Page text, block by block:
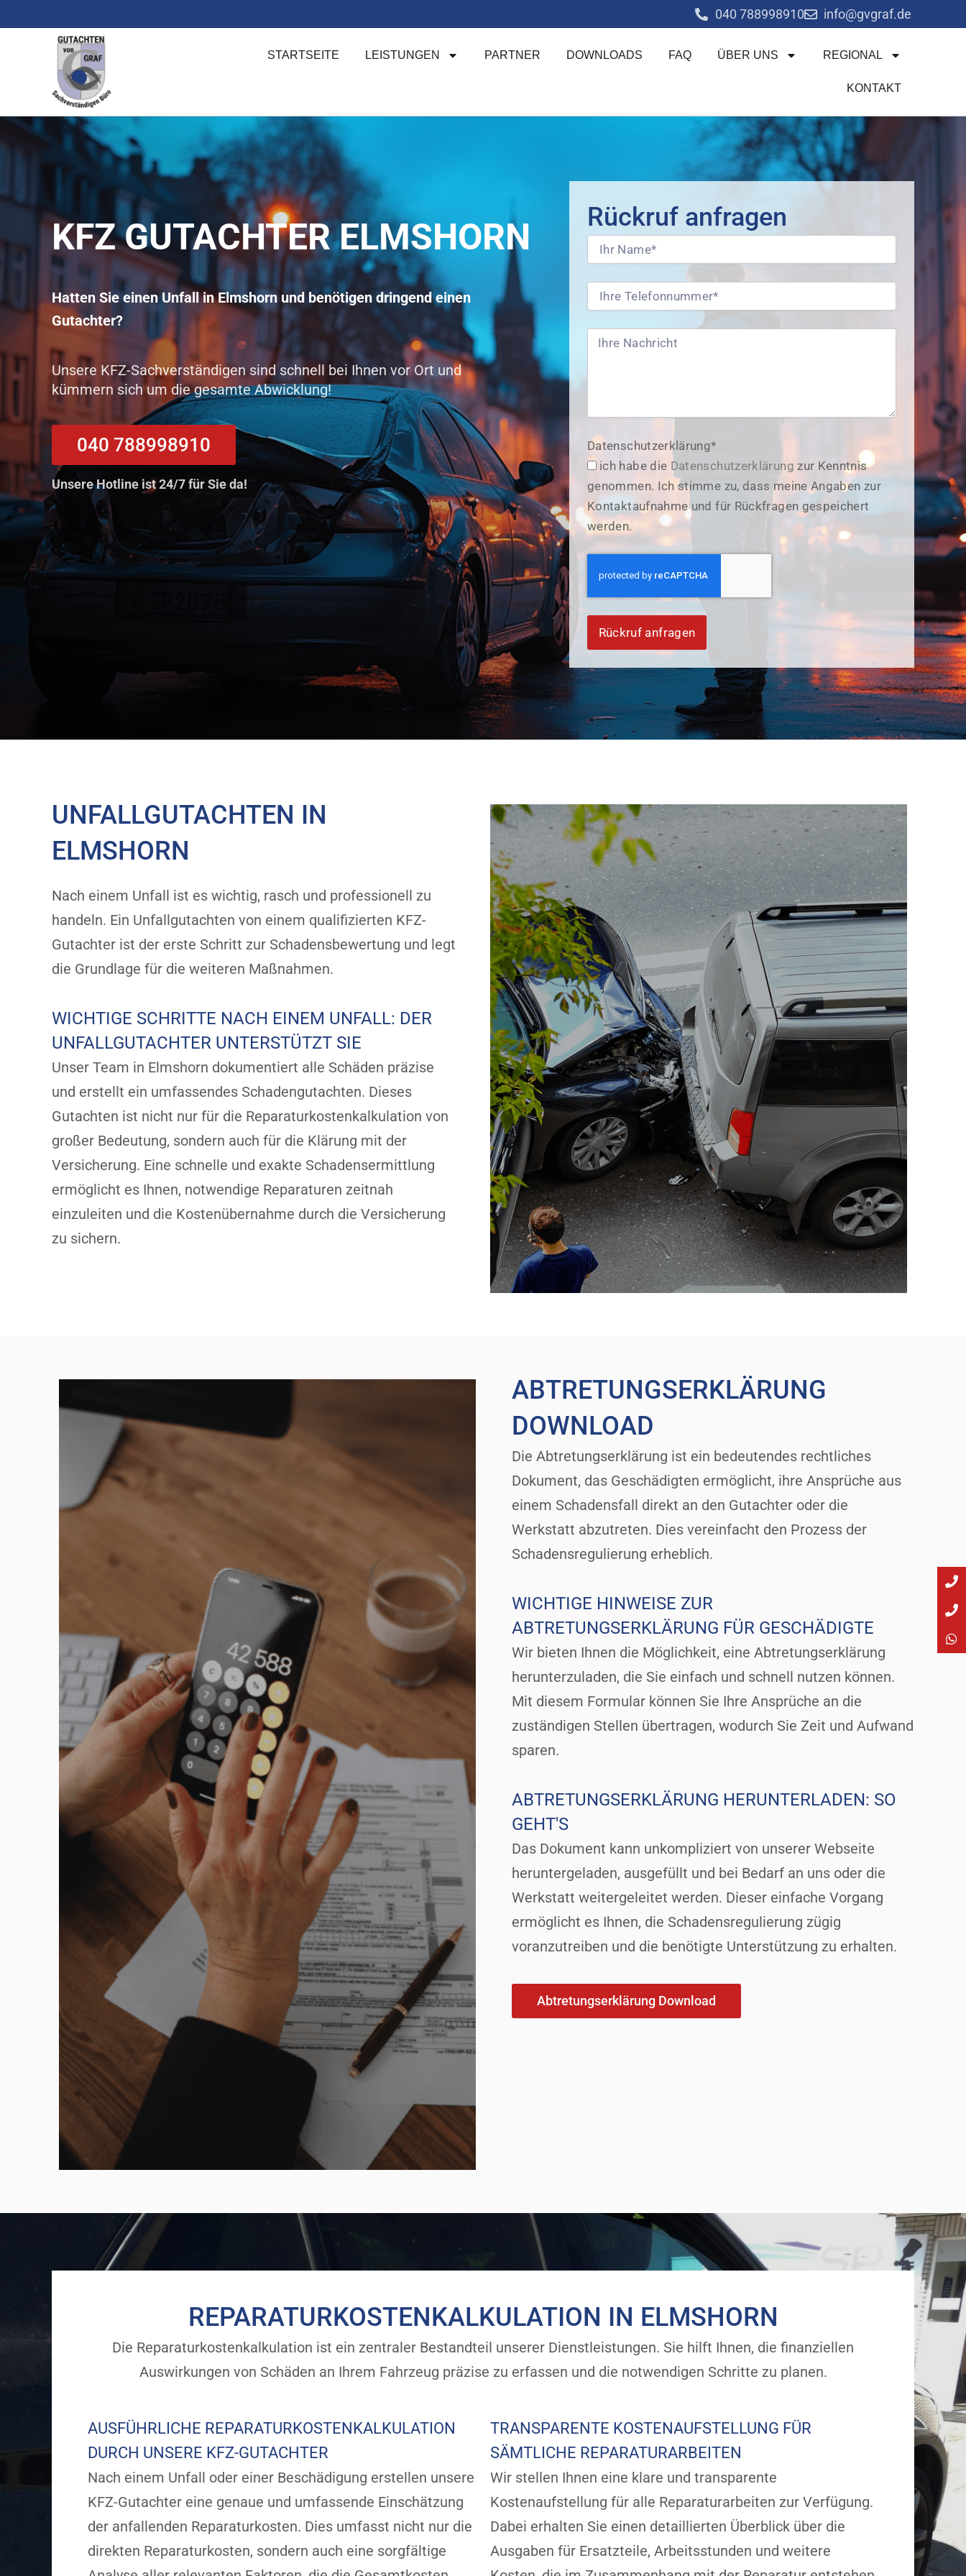
Inhalt
040 788998910 info@gvgraf.de
STARTSEITE LEISTUNGEN PARTNER DOWNLOADS FAQ ÜBER UNS REGIONAL
KONTAKT
KFZ GUTACHTER ELMSHORN
Hatten Sie einen Unfall in Elmshorn und benötigen dringend einen
Gutachter?
Unsere KFZ-Sachverständigen sind schnell bei Ihnen vor Ort und
kümmern sich um die gesamte Abwicklung!
040 788998910
Unsere Hotline ist 24/7 für Sie da!
Rückruf anfragen
Datenschutzerklärung*
ich habe die Datenschutzerklärung zur Kenntnis
genommen. Ich stimme zu, dass meine Angaben zur
Kontaktaufnahme und für Rückfragen gespeichert
werden.
Rückruf anfragen
UNFALLGUTACHTEN IN
ELMSHORN
Nach einem Unfall ist es wichtig, rasch und professionell zu
handeln. Ein Unfallgutachten von einem qualifizierten KFZ-
Gutachter ist der erste Schritt zur Schadensbewertung und legt
die Grundlage für die weiteren Maßnahmen.
WICHTIGE SCHRITTE NACH EINEM UNFALL: DER
UNFALLGUTACHTER UNTERSTÜTZT SIE
Unser Team in Elmshorn dokumentiert alle Schäden präzise
und erstellt ein umfassendes Schadengutachten. Dieses
Gutachten ist nicht nur für die Reparaturkostenkalkulation von
großer Bedeutung, sondern auch für die Klärung mit der
Versicherung. Eine schnelle und exakte Schadensermittlung
ermöglicht es Ihnen, notwendige Reparaturen zeitnah
einzuleiten und die Kostenübernahme durch die Versicherung
zu sichern.
ABTRETUNGSERKLÄRUNG
DOWNLOAD
Die Abtretungserklärung ist ein bedeutendes rechtliches
Dokument, das Geschädigten ermöglicht, ihre Ansprüche aus
einem Schadensfall direkt an den Gutachter oder die
Werkstatt abzutreten. Dies vereinfacht den Prozess der
Schadensregulierung erheblich.
WICHTIGE HINWEISE ZUR
ABTRETUNGSERKLÄRUNG FÜR GESCHÄDIGTE
Wir bieten Ihnen die Möglichkeit, eine Abtretungserklärung
herunterzuladen, die Sie einfach und schnell nutzen können.
Mit diesem Formular können Sie Ihre Ansprüche an die
zuständigen Stellen übertragen, wodurch Sie Zeit und Aufwand
sparen.
ABTRETUNGSERKLÄRUNG HERUNTERLADEN: SO
GEHT'S
Das Dokument kann unkompliziert von unserer Webseite
heruntergeladen, ausgefüllt und bei Bedarf an uns oder die
Werkstatt weitergeleitet werden. Dieser einfache Vorgang
ermöglicht es Ihnen, die Schadensregulierung zügig
voranzutreiben und die benötigte Unterstützung zu erhalten.
Abtretungserklärung Download
REPARATURKOSTENKALKULATION IN ELMSHORN
Die Reparaturkostenkalkulation ist ein zentraler Bestandteil unserer Dienstleistungen. Sie hilft Ihnen, die finanziellen
Auswirkungen von Schäden an Ihrem Fahrzeug präzise zu erfassen und die notwendigen Schritte zu planen.
AUSFÜHRLICHE REPARATURKOSTENKALKULATION
DURCH UNSERE KFZ-GUTACHTER
Nach einem Unfall oder einer Beschädigung erstellen unsere
KFZ-Gutachter eine genaue und umfassende Einschätzung
der anfallenden Reparaturkosten. Dies umfasst nicht nur die
direkten Reparaturkosten, sondern auch eine sorgfältige
TRANSPARENTE KOSTENAUFSTELLUNG FÜR
SÄMTLICHE REPARATURARBEITEN
Wir stellen Ihnen eine klare und transparente
Kostenaufstellung für alle Reparaturarbeiten zur Verfügung.
Dabei erhalten Sie einen detaillierten Überblick über die
Ausgaben für Ersatzteile, Arbeitsstunden und weitere